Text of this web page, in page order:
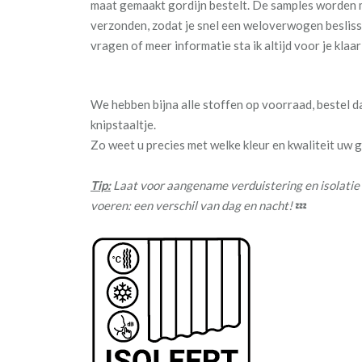
maat gemaakt gordijn bestelt. De samples worden
verzonden, zodat je snel een weloverwogen
vragen of meer informatie sta ik altijd voor je
We hebben bijna alle stoffen op voorraad, bestel
knipstaaltje.
Zo weet u precies met welke kleur en kwaliteit uw
Tip:Laat voor aangename verduistering en
voeren: een verschil van dag en nacht!💤